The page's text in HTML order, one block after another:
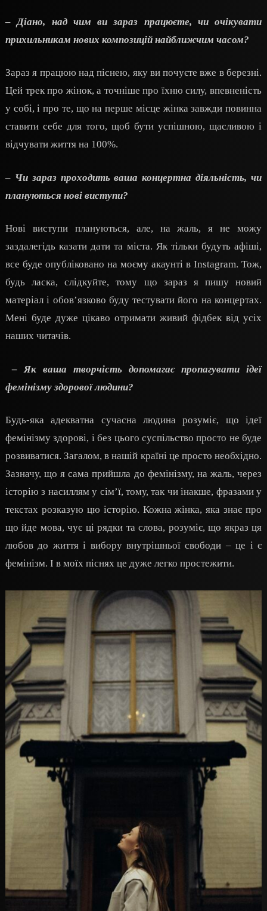
– Діано, над чим ви зараз працюєте, чи очікувати
прихильникам нових композицій найближчим часом?
Зараз я працюю над піснею, яку ви почуєте вже в березні.
Цей трек про жінок, а точніше про їхню силу, впевненість
у собі, і про те, що на перше місце жінка завжди повинна
ставити себе для того, щоб бути успішною, щасливою і
відчувати життя на 100%.
– Чи зараз проходить ваша концертна діяльність, чи
плануються нові виступи?
Нові виступи плануються, але, на жаль, я не можу
заздалегідь казати дати та міста. Як тільки будуть афіші,
все буде опубліковано на моєму акаунті в Instagram. Тож,
будь ласка, слідкуйте, тому що зараз я пишу новий
матеріал і обов’язково буду тестувати його на концертах.
Мені буде дуже цікаво отримати живий фідбек від усіх
наших читачів.
– Як ваша творчість допомагає пропагувати ідеї
фемінізму здорової людини?
Будь-яка адекватна сучасна людина розуміє, що ідеї
фемінізму здорові, і без цього суспільство просто не буде
розвиватися. Загалом, в нашій країні це просто необхідно.
Зазначу, що я сама прийшла до фемінізму, на жаль, через
історію з насиллям у сім’ї, тому, так чи інакше, фразами у
текстах розказую цю історію. Кожна жінка, яка знає про
що йде мова, чує ці рядки та слова, розуміє, що якраз ця
любов до життя і вибору внутрішньої свободи – це і є
фемінізм. І в моїх піснях це дуже легко простежити.